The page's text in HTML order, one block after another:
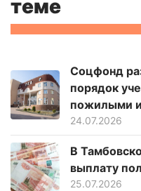
теме
Соцфонд
порядок
пожилыми
24.07.2026
В
выплату
25.07.2026